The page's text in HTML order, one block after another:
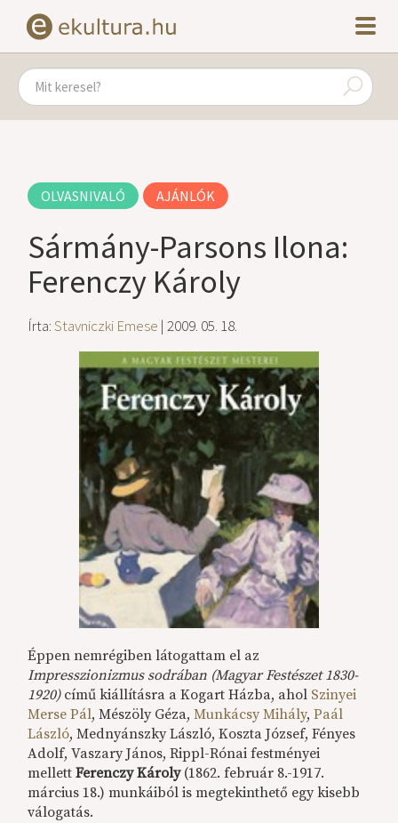
OLVASNIVALÓ AJÁNLÓK
Sármány-Parsons Ilona:
Ferenczy Károly
Írta:Stavniczki Emese | 2009. 05. 18.
Éppen nemrégiben látogattam el az
Impresszionizmus sodrában (Magyar Festészet 1830-
1920)című kiállításra a Kogart Házba, ahol Szinyei
Merse Pál, Mészöly Géza,Munkácsy Mihály,Paál
László, Mednyánszky László, Koszta József, Fényes
Adolf, Vaszary János, Rippl-Rónai festményei
mellettFerenczy Károly(1862. február 8.-1917.
március 18.) munkáiból is megtekinthető egy kisebb
válogatás.